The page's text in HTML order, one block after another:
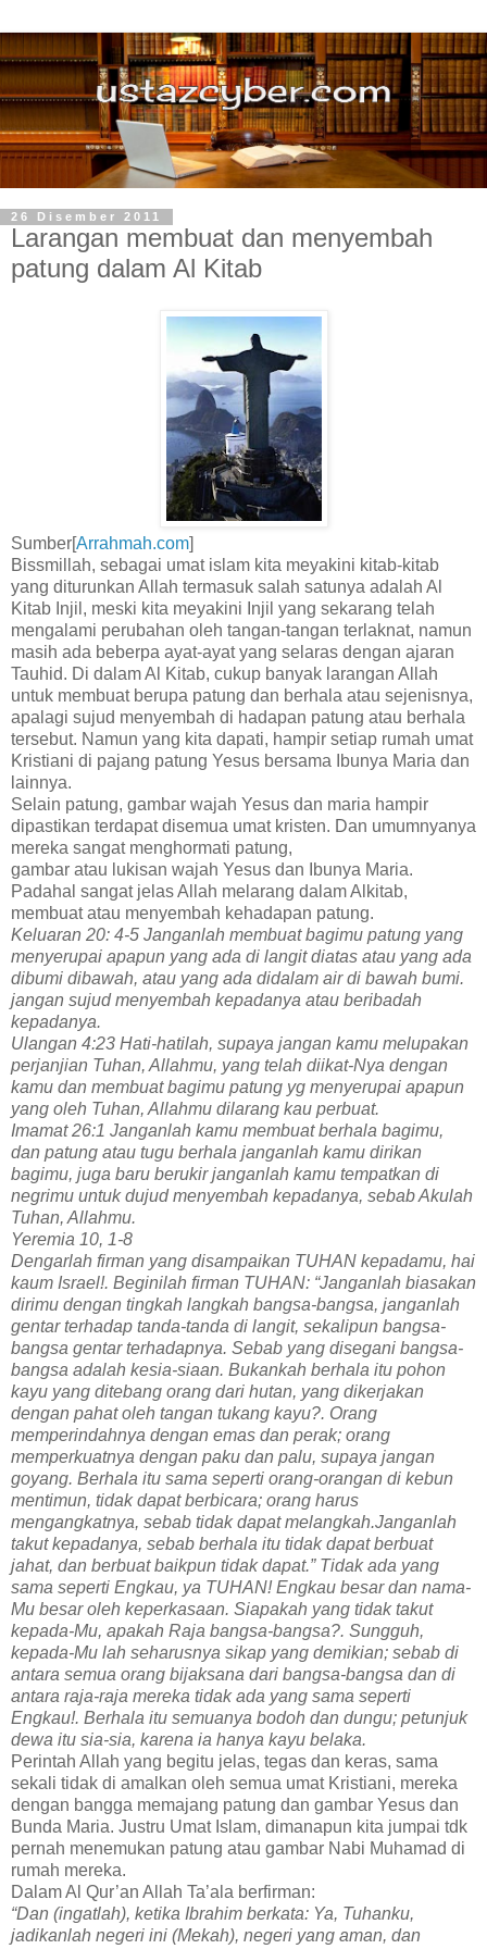
26 Disember 2011
Larangan membuat dan menyembah
patung dalam Al Kitab
Sumber[Arrahmah.com]
Bissmillah, sebagai umat islam kita meyakini kitab-kitab
yang diturunkan Allah termasuk salah satunya adalah Al
Kitab Injil, meski kita meyakini Injil yang sekarang telah
mengalami perubahan oleh tangan-tangan terlaknat, namun
masih ada beberpa ayat-ayat yang selaras dengan ajaran
Tauhid. Di dalam Al Kitab, cukup banyak larangan Allah
untuk membuat berupa patung dan berhala atau sejenisnya,
apalagi sujud menyembah di hadapan patung atau berhala
tersebut. Namun yang kita dapati, hampir setiap rumah umat
Kristiani di pajang patung Yesus bersama Ibunya Maria dan
lainnya.
Selain patung, gambar wajah Yesus dan maria hampir
dipastikan terdapat disemua umat kristen. Dan umumnyanya
mereka sangat menghormati patung,
gambar atau lukisan wajah Yesus dan Ibunya Maria.
Padahal sangat jelas Allah melarang dalam Alkitab,
membuat atau menyembah kehadapan patung.
Keluaran 20: 4-5 Janganlah membuat bagimu patung yang
menyerupai apapun yang ada di langit diatas atau yang ada
dibumi dibawah, atau yang ada didalam air di bawah bumi.
jangan sujud menyembah kepadanya atau beribadah
kepadanya.
Ulangan 4:23 Hati-hatilah, supaya jangan kamu melupakan
perjanjian Tuhan, Allahmu, yang telah diikat-Nya dengan
kamu dan membuat bagimu patung yg menyerupai apapun
yang oleh Tuhan, Allahmu dilarang kau perbuat.
Imamat 26:1 Janganlah kamu membuat berhala bagimu,
dan patung atau tugu berhala janganlah kamu dirikan
bagimu, juga baru berukir janganlah kamu tempatkan di
negrimu untuk dujud menyembah kepadanya, sebab Akulah
Tuhan, Allahmu.
Yeremia 10, 1-8
Dengarlah firman yang disampaikan TUHAN kepadamu, hai
kaum Israel!. Beginilah firman TUHAN: “Janganlah biasakan
dirimu dengan tingkah langkah bangsa-bangsa, janganlah
gentar terhadap tanda-tanda di langit, sekalipun bangsa-
bangsa gentar terhadapnya. Sebab yang disegani bangsa-
bangsa adalah kesia-siaan. Bukankah berhala itu pohon
kayu yang ditebang orang dari hutan, yang dikerjakan
dengan pahat oleh tangan tukang kayu?. Orang
memperindahnya dengan emas dan perak; orang
memperkuatnya dengan paku dan palu, supaya jangan
goyang. Berhala itu sama seperti orang-orangan di kebun
mentimun, tidak dapat berbicara; orang harus
mengangkatnya, sebab tidak dapat melangkah.Janganlah
takut kepadanya, sebab berhala itu tidak dapat berbuat
jahat, dan berbuat baikpun tidak dapat.” Tidak ada yang
sama seperti Engkau, ya TUHAN! Engkau besar dan nama-
Mu besar oleh keperkasaan. Siapakah yang tidak takut
kepada-Mu, apakah Raja bangsa-bangsa?. Sungguh,
kepada-Mu lah seharusnya sikap yang demikian; sebab di
antara semua orang bijaksana dari bangsa-bangsa dan di
antara raja-raja mereka tidak ada yang sama seperti
Engkau!. Berhala itu semuanya bodoh dan dungu; petunjuk
dewa itu sia-sia, karena ia hanya kayu belaka.
Perintah Allah yang begitu jelas, tegas dan keras, sama
sekali tidak di amalkan oleh semua umat Kristiani, mereka
dengan bangga memajang patung dan gambar Yesus dan
Bunda Maria. Justru Umat Islam, dimanapun kita jumpai tdk
pernah menemukan patung atau gambar Nabi Muhamad di
rumah mereka.
Dalam Al Qur’an Allah Ta’ala berfirman:
“Dan (ingatlah), ketika Ibrahim berkata: Ya, Tuhanku,
jadikanlah negeri ini (Mekah), negeri yang aman, dan